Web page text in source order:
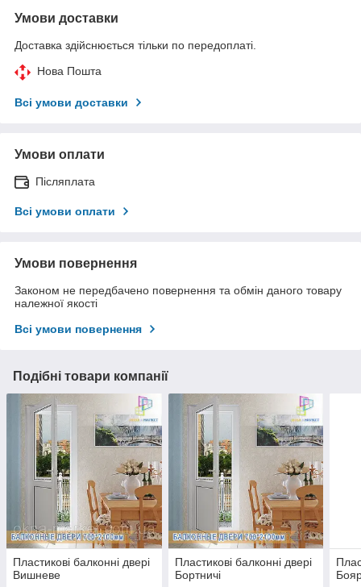
Умови доставки
Доставка здійснюється тільки по передоплаті.
Нова Пошта
Всі умови доставки
Умови оплати
Післяплата
Всі умови оплати
Умови повернення
Законом не передбачено повернення та обмін даного товару
належної якості
Всі умови повернення
Подібні товари компанії
Пластикові балконні двері
Вишневе
Пластикові балконні двері
Бортничі